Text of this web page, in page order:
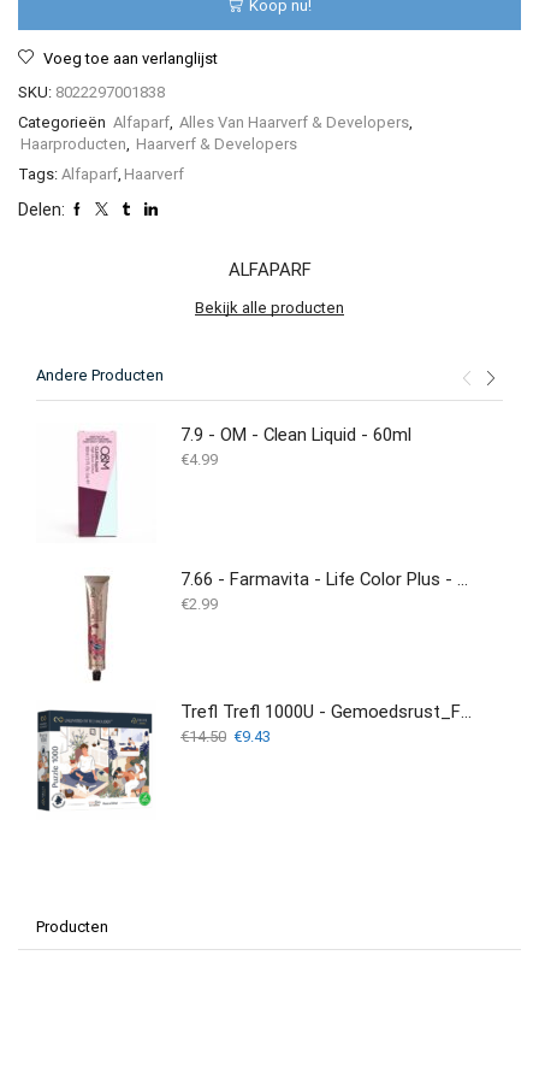
Koop nu!
Voeg toe aan verlanglijst
SKU: 8022297001838
Categorieën Alfaparf Alles Van Haarverf & Developers
Haarproducten
Haarverf & Developers
Tags: Alfaparf Haarverf
Delen:
ALFAPARF
Bekijk alle producten
Andere Producten
7.9 - OM - Clean Liquid - 60ml
€4.99
7.66 - Farmavita - Life Color Plus - 100ML
€2.99
Trefl Trefl 1000U - Gemoedsrust_FSC Mix 70%
€14.50 Oorspronkelijke
€9.43
Producten